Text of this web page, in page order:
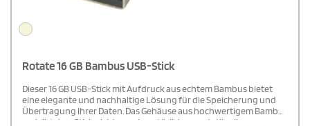
Rotate 16 GB Bambus USB-Stick
Dieser 16 GB USB-Stick mit Aufdruck aus echtem Bambus bietet
eine elegante und nachhaltige Lösung für die Speicherung und
Übertragung Ihrer Daten. Das Gehäuse aus hochwertigem Bambus
verleiht dem Stick nicht nur ein natürliches und stilvolles